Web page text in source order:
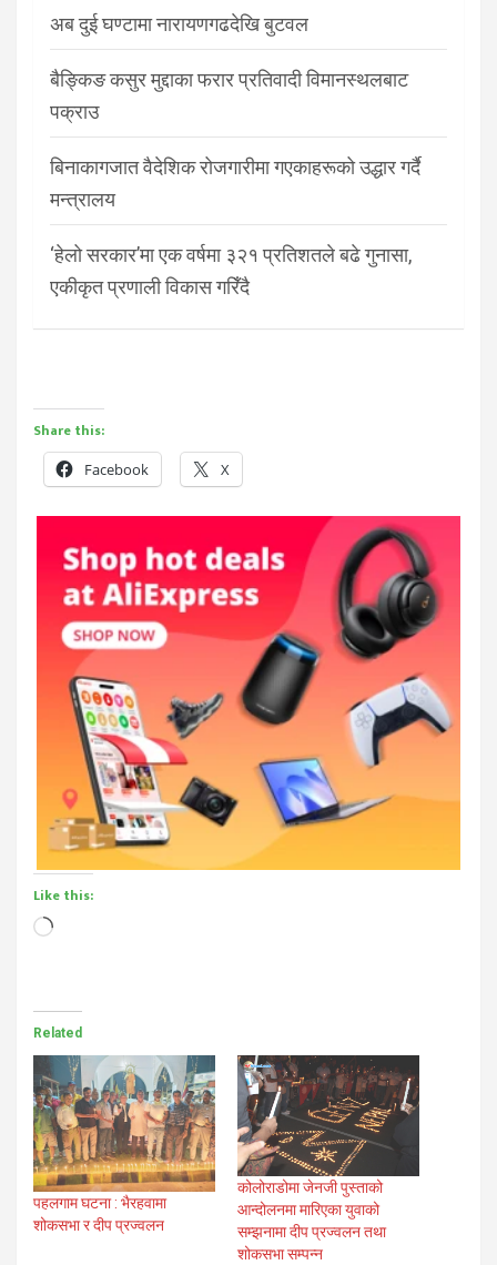
अब दुई घण्टामा नारायणगढदेखि बुटवल
बैङ्किङ कसुर मुद्दाका फरार प्रतिवादी विमानस्थलबाट
पक्राउ
बिनाकागजात वैदेशिक रोजगारीमा गएकाहरूको उद्धार गर्दै
मन्त्रालय
‘हेलो सरकार’मा एक वर्षमा ३२१ प्रतिशतले बढे गुनासा,
एकीकृत प्रणाली विकास गरिँदै
Share this:
Facebook X
Like this:
Loading…
Related
पहलगाम घटना : भैरहवामा
शोकसभा र दीप प्रज्वलन
कोलोराडोमा जेनजी पुस्ताको
आन्दोलनमा मारिएका युवाको
सम्झनामा दीप प्रज्वलन तथा
शोकसभा सम्पन्न